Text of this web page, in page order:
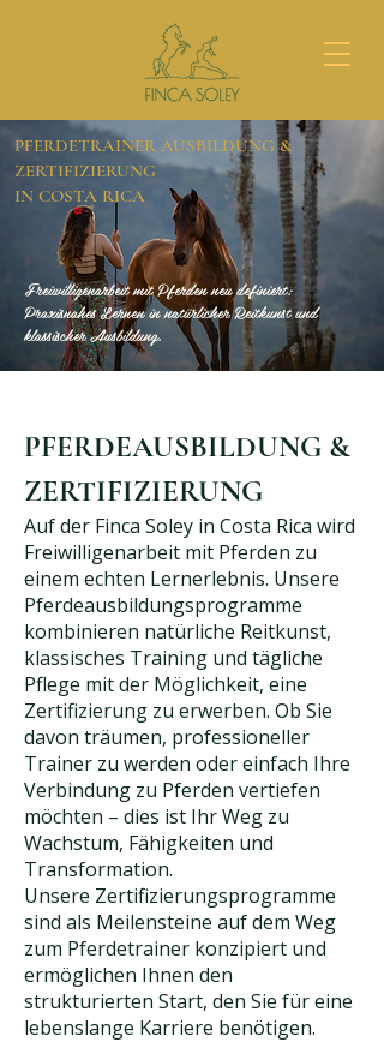
PFERDETRAINER AUSBILDUNG &
ZERTIFIZIERUNG
IN COSTA RICA
Freiwilligenarbeit mit Pferden neu definiert:
Praxisnahes Lernen in natürlicher Reitkunst und
klassischer Ausbildung.
PFERDEAUSBILDUNG &
ZERTIFIZIERUNG
Auf der Finca Soley in Costa Rica wird
Freiwilligenarbeit mit Pferden zu
einem echten Lernerlebnis. Unsere
Pferdeausbildungsprogramme
kombinieren natürliche Reitkunst,
klassisches Training und tägliche
Pflege mit der Möglichkeit, eine
Zertifizierung zu erwerben. Ob Sie
davon träumen, professioneller
Trainer zu werden oder einfach Ihre
Verbindung zu Pferden vertiefen
möchten – dies ist Ihr Weg zu
Wachstum, Fähigkeiten und
Transformation.
Unsere Zertifizierungsprogramme
sind als Meilensteine auf dem Weg
zum Pferdetrainer konzipiert und
ermöglichen Ihnen den
strukturierten Start, den Sie für eine
lebenslange Karriere benötigen.